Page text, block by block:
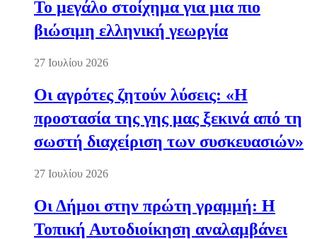
Το μεγάλο στοίχημα για μια πιο
βιώσιμη ελληνική γεωργία
27 Ιουλίου 2026
Οι αγρότες ζητούν λύσεις: «Η
προστασία της γης μας ξεκινά από τη
σωστή διαχείριση των συσκευασιών»
27 Ιουλίου 2026
Οι Δήμοι στην πρώτη γραμμή: Η
Τοπική Αυτοδιοίκηση αναλαμβάνει